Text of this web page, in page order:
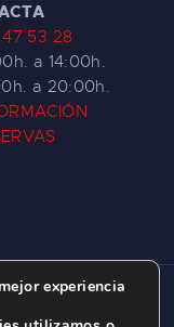
53 28
a 14:00h.
a 20:00h.
©
2026.
experiencia